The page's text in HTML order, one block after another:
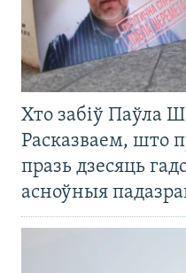
Хто забіў Паўла
Расказваем, што
празь дзесяць
асноўныя